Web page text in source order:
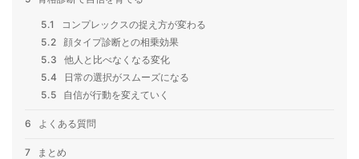
5.1
コンプレックスの捉え方が変わる
5.2
顔タイプ診断との相乗効果
5.3
他人と比べなくなる変化
5.4
日常の選択がスムーズになる
5.5
自信が行動を変えていく
6 よくある質問
7 まとめ